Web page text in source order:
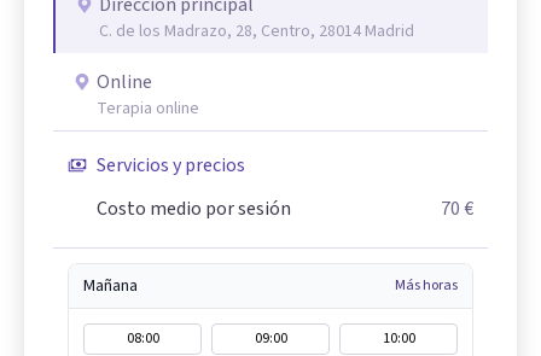
C. de los Madrazo, 28, Centro, 28014 Madrid
Online
Terapia online
Servicios y precios
Costo medio por sesión
70 €
Mañana Más horas
08:00 09:00 10:00